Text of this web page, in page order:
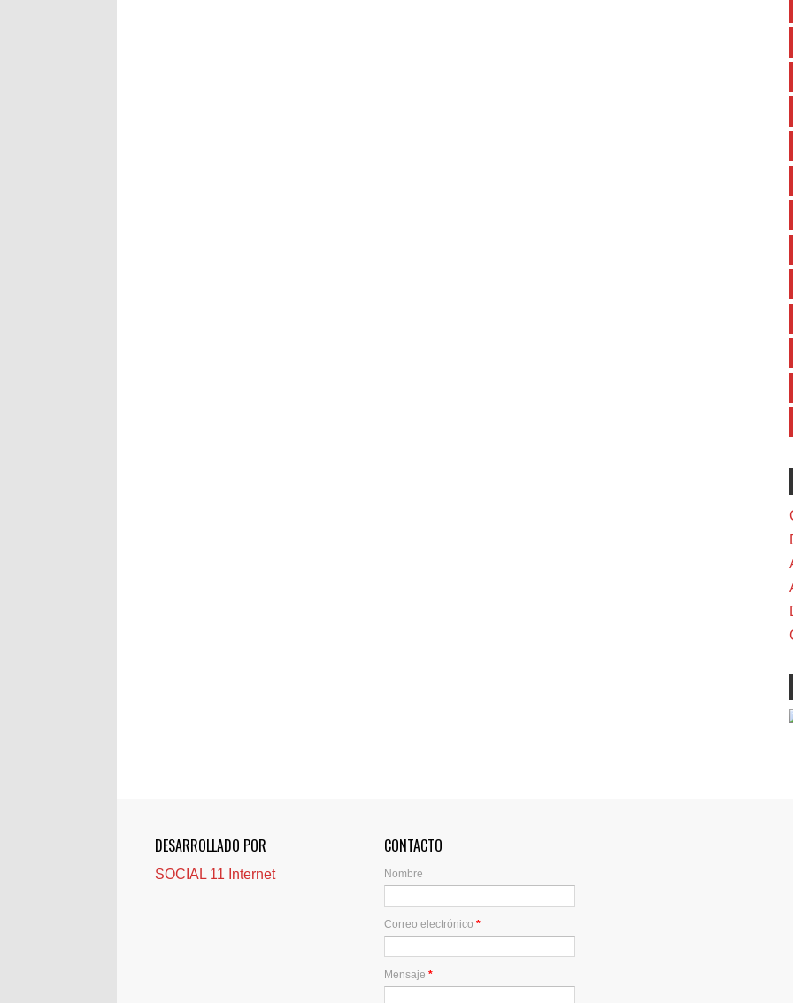
DESARROLLADO POR
SOCIAL 11 Internet
CONTACTO
Nombre
Correo electrónico*
Mensaje*